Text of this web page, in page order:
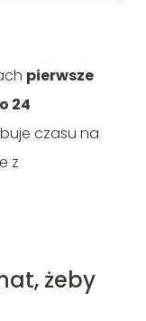
pierwsze
24
czasu na
z
żeby